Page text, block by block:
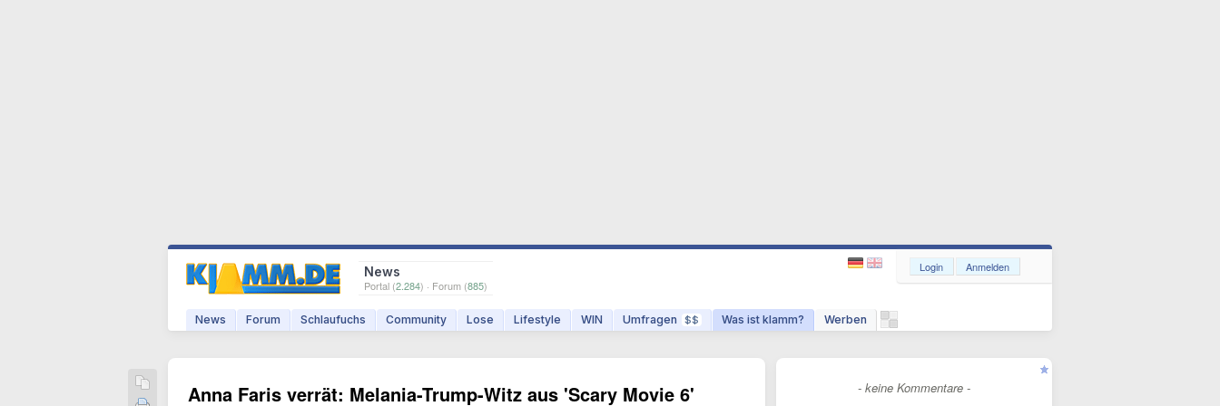
News
Portal (2.284) · Forum (885)
News Forum Schlaufuchs Community Lose Lifestyle WIN Umfragen $$ Was ist klamm? Werben
Login Anmelden
Anna Faris verrät: Melania-Trump-Witz aus 'Scary Movie 6'
- keine Kommentare -